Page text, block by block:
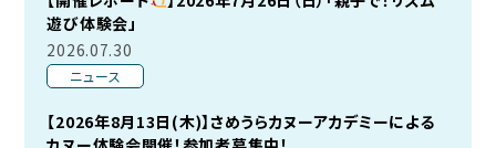
遊び体験会」
2026.07.30
ニュース
【2026年8月13日(木)】さめうらカヌーアカデミーによる